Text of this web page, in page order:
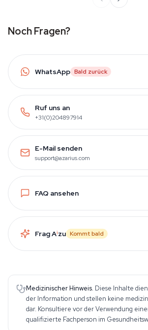
Noch Fragen?
WhatsApp Bald zurück
Ruf uns an
+31(0)204897914
E-Mail senden
support@azarius.com
FAQ ansehen
Frag Aizu Kommt bald
Medizinischer Hinweis. Diese Inhalte
der Information und stellen keine
dar. Konsultiere vor der Verwendung
qualifizierte Fachperson im